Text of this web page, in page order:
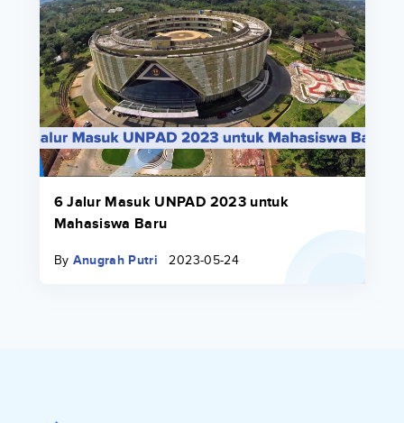
6 Jalur Masuk UNPAD 2023 untuk
Mahasiswa Baru
By Anugrah Putri 2023-05-24